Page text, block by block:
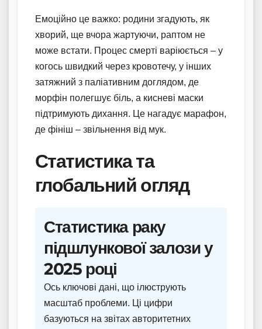
Емоційно це важко: родини згадують, як
хворий, ще вчора жартуючи, раптом не
може встати. Процес смерті варіюється – у
когось швидкий через кровотечу, у інших
затяжний з паліативним доглядом, де
морфін полегшує біль, а кисневі маски
підтримують дихання. Це нагадує марафон,
де фініш – звільнення від мук.
Статистика та
глобальний огляд
Статистика раку
підшлункової залози у
2025 році
Ось ключові дані, що ілюструють
масштаб проблеми. Ці цифри
базуються на звітах авторитетних